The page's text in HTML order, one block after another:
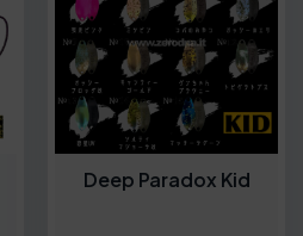
Deep Paradox Kid